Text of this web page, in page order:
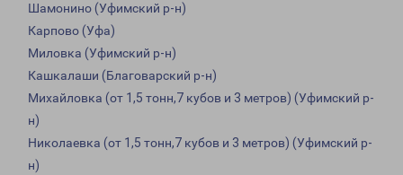
Шамонино (Уфимский р-н)
Карпово (Уфа)
Миловка (Уфимский р-н)
Кашкалаши (Благоварский р-н)
Михайловка (от 1,5 тонн,7 кубов и 3 метров) (Уфимский р-
н)
Николаевка (от 1,5 тонн,7 кубов и 3 метров) (Уфимский р-
н)